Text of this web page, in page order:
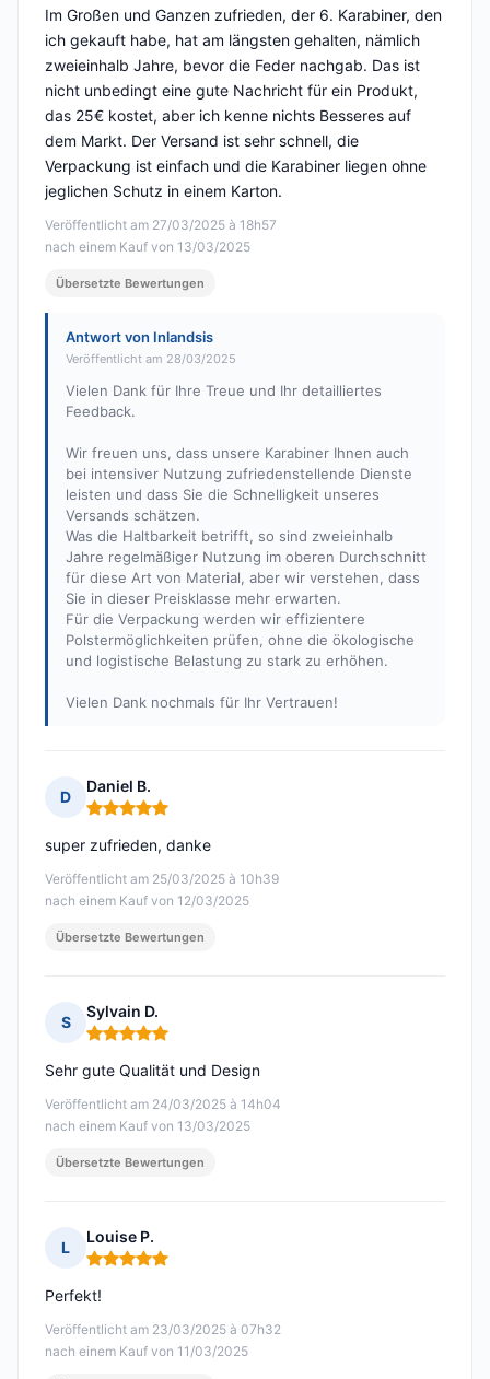
Veröffentlicht am 27/03/2025 à 18h57
nach einem Kauf von 13/03/2025
Im Großen und Ganzen zufrieden, der 6. Karabiner, den
ich gekauft habe, hat am längsten gehalten, nämlich
zweieinhalb Jahre, bevor die Feder nachgab. Das ist
nicht unbedingt eine gute Nachricht für ein Produkt,
das 25€ kostet, aber ich kenne nichts Besseres auf
dem Markt. Der Versand ist sehr schnell, die
Verpackung ist einfach und die Karabiner liegen ohne
jeglichen Schutz in einem Karton.
Übersetzte Bewertungen
Antwort von Inlandsis
Veröffentlicht am 28/03/2025
Vielen Dank für Ihre Treue und Ihr detailliertes
Feedback.
Wir freuen uns, dass unsere Karabiner Ihnen auch
bei intensiver Nutzung zufriedenstellende Dienste
leisten und dass Sie die Schnelligkeit unseres
Versands schätzen.
Was die Haltbarkeit betrifft, so sind zweieinhalb
Jahre regelmäßiger Nutzung im oberen Durchschnitt
für diese Art von Material, aber wir verstehen, dass
Sie in dieser Preisklasse mehr erwarten.
Für die Verpackung werden wir effizientere
Polstermöglichkeiten prüfen, ohne die ökologische
und logistische Belastung zu stark zu erhöhen.
Vielen Dank nochmals für Ihr Vertrauen!
D
Daniel B.
Hinweis: 5 von 5
Veröffentlicht am 25/03/2025 à 10h39
nach einem Kauf von 12/03/2025
super zufrieden, danke
Übersetzte Bewertungen
S
Sylvain D.
Hinweis: 5 von 5
Veröffentlicht am 24/03/2025 à 14h04
nach einem Kauf von 13/03/2025
Sehr gute Qualität und Design
Übersetzte Bewertungen
L
Louise P.
Hinweis: 5 von 5
Veröffentlicht am 23/03/2025 à 07h32
nach einem Kauf von 11/03/2025
Perfekt!